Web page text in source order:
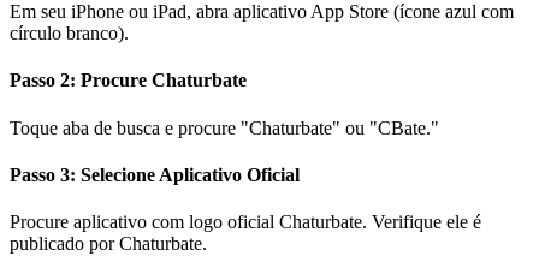
Em seu iPhone ou iPad, abra aplicativo App Store (ícone azul com
círculo branco).
Passo 2: Procure Chaturbate
Toque aba de busca e procure "Chaturbate" ou "CBate."
Passo 3: Selecione Aplicativo Oficial
Procure aplicativo com logo oficial Chaturbate. Verifique ele é
publicado por Chaturbate.